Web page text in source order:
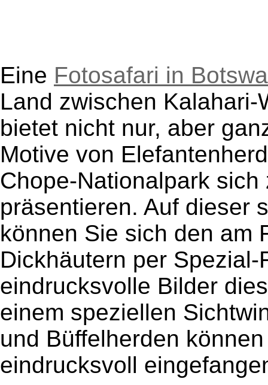
Eine Fotosafari in
Land zwischen
bietet nicht nur, aber
Motive von
Chope-Nationalpark
präsentieren. Auf dieser
können Sie sich den am
Dickhäutern per
eindrucksvolle Bilder
einem speziellen
und Büffelherden
eindrucksvoll